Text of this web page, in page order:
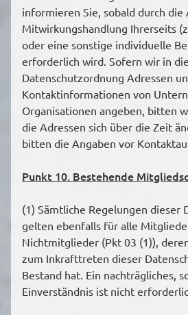
informieren Sie, sobald durch die
Mitwirkungshandlung Ihrerseits
oder eine sonstige individuelle
erforderlich wird. Sofern wir in
Datenschutzordnung Adressen
Kontaktinformationen von
Organisationen angeben, bitten
die Adressen sich über die Zeit
bitten die Angaben vor
Punkt 10. Bestehende
(1) Sämtliche Regelungen dieser
gelten ebenfalls für alle
Nichtmitglieder (Pkt 03 (1)),
zum Inkrafttreten dieser
Bestand hat. Ein nachträgliches,
Einverständnis ist nicht